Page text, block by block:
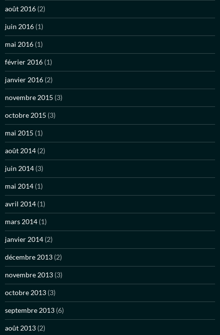
août 2016 (2)
juin 2016 (1)
mai 2016 (1)
février 2016 (1)
janvier 2016 (2)
novembre 2015 (3)
octobre 2015 (3)
mai 2015 (1)
août 2014 (2)
juin 2014 (3)
mai 2014 (1)
avril 2014 (1)
mars 2014 (1)
janvier 2014 (2)
décembre 2013 (2)
novembre 2013 (3)
octobre 2013 (3)
septembre 2013 (6)
août 2013 (2)